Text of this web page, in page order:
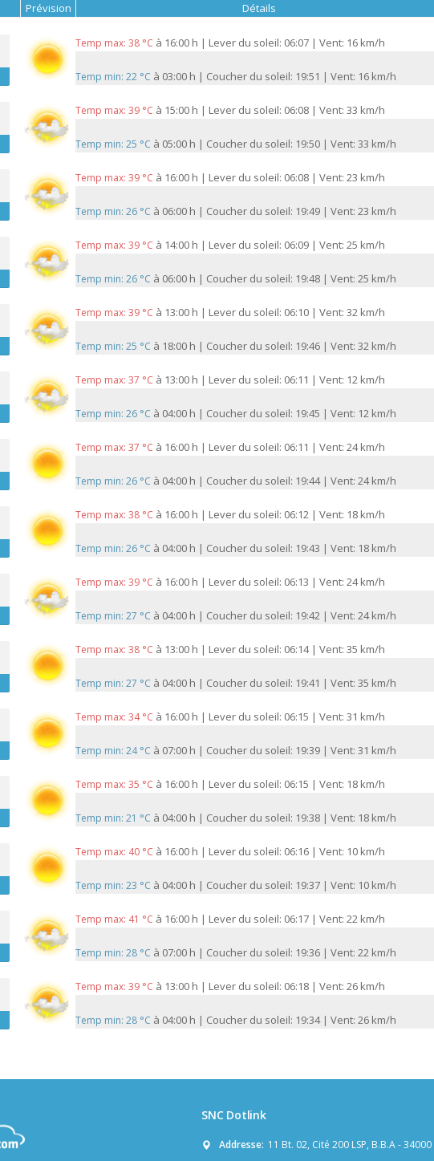
Prévision Détails
Temp max: 38 °C à 16:00 h | Lever du soleil: 06:07 | Vent: 16 km/h
Temp min: 22 °C à 03:00 h | Coucher du soleil: 19:51 | Vent: 16 km/h
Temp max: 39 °C à 15:00 h | Lever du soleil: 06:08 | Vent: 33 km/h
Temp min: 25 °C à 05:00 h | Coucher du soleil: 19:50 | Vent: 33 km/h
Temp max: 39 °C à 16:00 h | Lever du soleil: 06:08 | Vent: 23 km/h
Temp min: 26 °C à 06:00 h | Coucher du soleil: 19:49 | Vent: 23 km/h
Temp max: 39 °C à 14:00 h | Lever du soleil: 06:09 | Vent: 25 km/h
Temp min: 26 °C à 06:00 h | Coucher du soleil: 19:48 | Vent: 25 km/h
Temp max: 39 °C à 13:00 h | Lever du soleil: 06:10 | Vent: 32 km/h
Temp min: 25 °C à 18:00 h | Coucher du soleil: 19:46 | Vent: 32 km/h
Temp max: 37 °C à 13:00 h | Lever du soleil: 06:11 | Vent: 12 km/h
Temp min: 26 °C à 04:00 h | Coucher du soleil: 19:45 | Vent: 12 km/h
Temp max: 37 °C à 16:00 h | Lever du soleil: 06:11 | Vent: 24 km/h
Temp min: 26 °C à 04:00 h | Coucher du soleil: 19:44 | Vent: 24 km/h
Temp max: 38 °C à 16:00 h | Lever du soleil: 06:12 | Vent: 18 km/h
Temp min: 26 °C à 04:00 h | Coucher du soleil: 19:43 | Vent: 18 km/h
Temp max: 39 °C à 16:00 h | Lever du soleil: 06:13 | Vent: 24 km/h
Temp min: 27 °C à 04:00 h | Coucher du soleil: 19:42 | Vent: 24 km/h
Temp max: 38 °C à 13:00 h | Lever du soleil: 06:14 | Vent: 35 km/h
Temp min: 27 °C à 04:00 h | Coucher du soleil: 19:41 | Vent: 35 km/h
Temp max: 34 °C à 16:00 h | Lever du soleil: 06:15 | Vent: 31 km/h
Temp min: 24 °C à 07:00 h | Coucher du soleil: 19:39 | Vent: 31 km/h
Temp max: 35 °C à 16:00 h | Lever du soleil: 06:15 | Vent: 18 km/h
Temp min: 21 °C à 04:00 h | Coucher du soleil: 19:38 | Vent: 18 km/h
Temp max: 40 °C à 16:00 h | Lever du soleil: 06:16 | Vent: 10 km/h
Temp min: 23 °C à 04:00 h | Coucher du soleil: 19:37 | Vent: 10 km/h
Temp max: 41 °C à 16:00 h | Lever du soleil: 06:17 | Vent: 22 km/h
Temp min: 28 °C à 07:00 h | Coucher du soleil: 19:36 | Vent: 22 km/h
Temp max: 39 °C à 13:00 h | Lever du soleil: 06:18 | Vent: 26 km/h
Temp min: 28 °C à 04:00 h | Coucher du soleil: 19:34 | Vent: 26 km/h
SNC Dotlink
Addresse: 11 Bt. 02, Cité 200 LSP, B.B.A - 34000